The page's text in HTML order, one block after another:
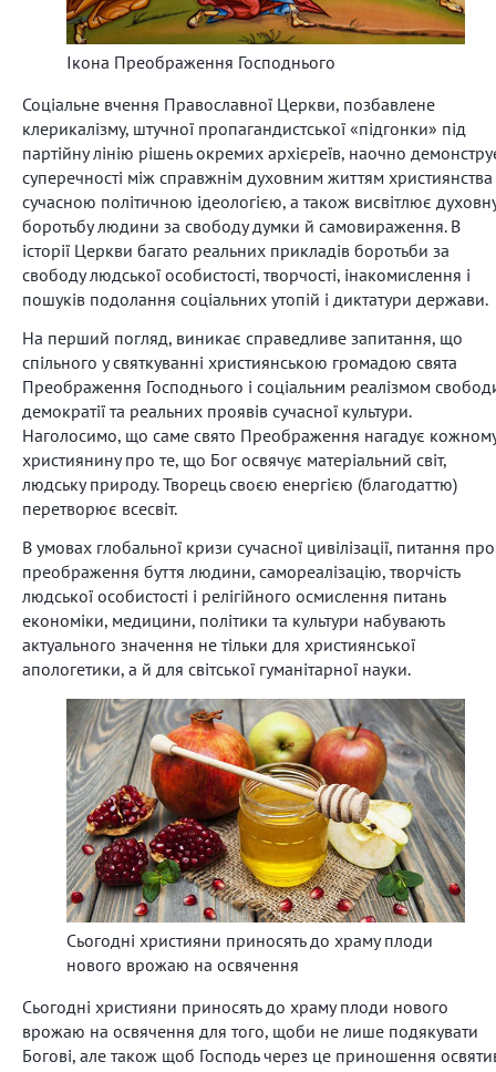
Ікона Преображення Господнього
Соціальне вчення Православної Церкви, позбавлене
клерикалізму, штучної пропагандистської «підгонки» під
партійну лінію рішень окремих архієреїв, наочно
суперечності між справжнім духовним життям християнства
сучасною політичною ідеологією, а також висвітлює
боротьбу людини за свободу думки й самовираження. В
історії Церкви багато реальних прикладів боротьби за
свободу людської особистості, творчості, інакомислення і
пошуків подолання соціальних утопій і диктатури держави.
На перший погляд, виникає справедливе запитання, що
спільного у святкуванні християнською громадою свята
Преображення Господнього і соціальним реалізмом
демократії та реальних проявів сучасної культури.
Наголосимо, що саме свято Преображення нагадує
християнину про те, що Бог освячує матеріальний світ,
людську природу. Творець своєю енергією (благодаттю)
перетворює всесвіт.
В умовах глобальної кризи сучасної цивілізації, питання про
преображення буття людини, самореалізацію, творчість
людської особистості і релігійного осмислення питань
економіки, медицини, політики та культури набувають
актуального значення не тільки для християнської
апологетики, а й для світської гуманітарної науки.
Сьогодні християни приносять до храму плоди
нового врожаю на освячення
Сьогодні християни приносять до храму плоди нового
врожаю на освячення для того, щоби не лише подякувати
Богові, але також щоб Господь через це приношення